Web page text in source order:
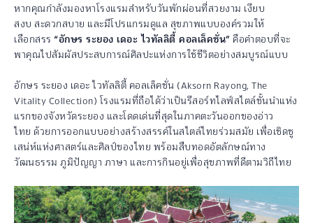
หากคุณกำลังมองหาโรงแรมสำหรับวันพักผ่อนที่สวยงาม เงียบ
สงบ สะดวกสบาย และมีโปรแกรมดูแล สุขภาพแบบองค์รวมให้
เลือกสรร “อักษร ระยอง เดอะ ไวทัลลิตี้ คอลเล็คชั่น” คือคำตอบที่จะ
พาคุณไปสัมผัสประสบการณ์ศิลปะแห่งการใช้ชีวิตอย่างสมบูรณ์แบบ
อักษร ระยอง เดอะ ไวทัลลิตี้ คอลเล็คชั่น (Aksorn Rayong, The
Vitality Collection) โรงแรมที่ถือได้ว่าเป็นรีสอร์ทไลฟ์สไตล์ชั้นนำแห่ง
แรกของจังหวัดระยอง และโดดเด่นที่สุดในภาคตะวันออกของอ่าว
ไทย ด้วยการออกแบบอย่างสร้างสรรค์ในสไตล์ไทยร่วมสมัย เพื่อเชิดชู
เสน่ห์แห่งศาสตร์และศิลป์ของไทย พร้อมสืบทอดอัตลักษณ์ทาง
วัฒนธรรม ภูมิปัญญา ภาษา และการกินอยู่เพื่อสุขภาพที่ดีตามวิถีไทย